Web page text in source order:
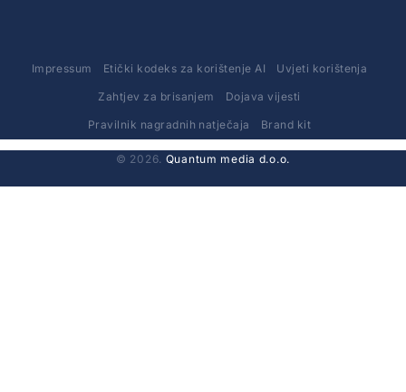
Impressum Etički kodeks za korištenje AI Uvjeti korištenja
Zahtjev za brisanjem Dojava vijesti
Pravilnik nagradnih natječaja Brand kit
© 2026. Quantum media d.o.o.